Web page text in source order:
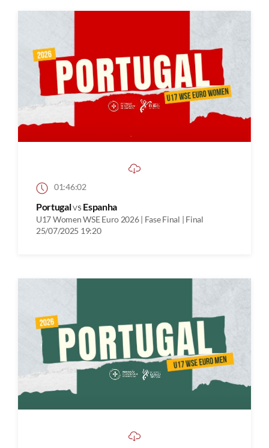
01:46:02
Portugalvs Espanha
U17 Women WSE Euro 2026 | Fase Final | Final
25/07/2025 19:20